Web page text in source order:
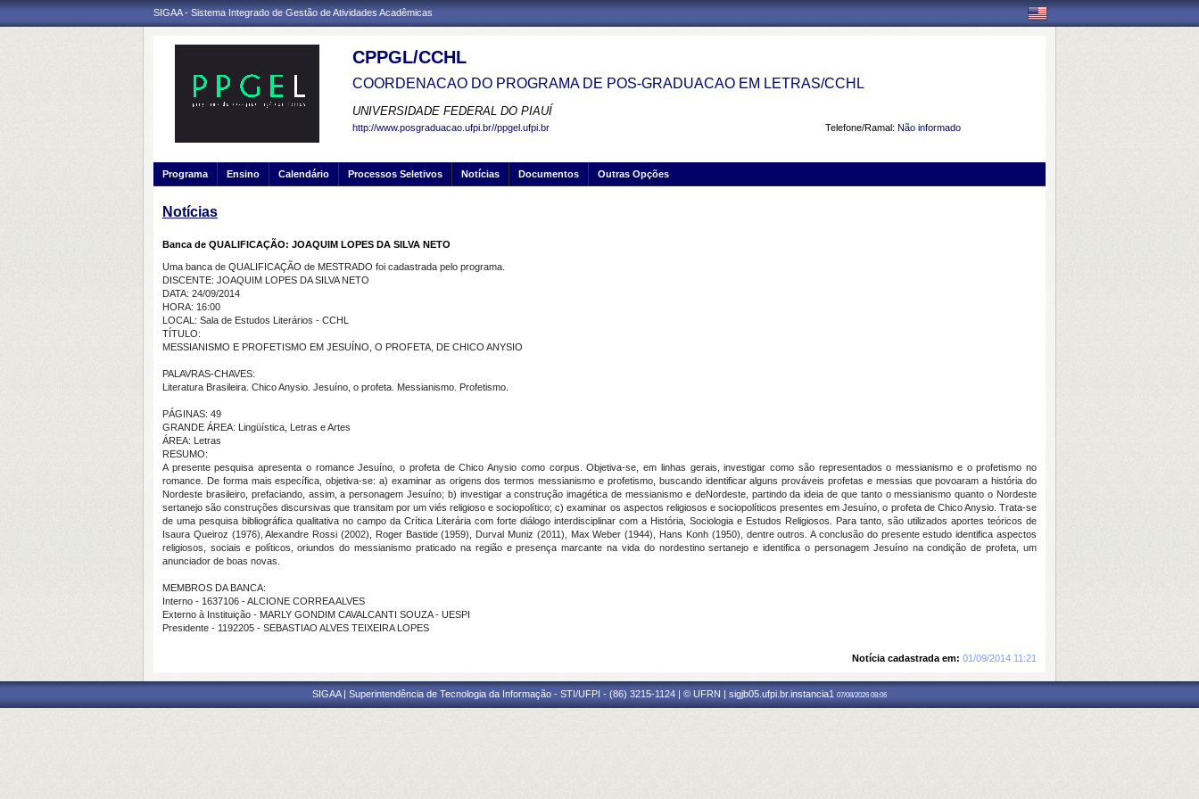
SIGAA - Sistema Integrado de Gestão de Atividades Acadêmicas
CPPGL/CCHL
COORDENACAO DO PROGRAMA DE POS-GRADUACAO EM LETRAS/CCHL
UNIVERSIDADE FEDERAL DO PIAUÍ
Telefone/Ramal: Não informado
http://www.posgraduacao.ufpi.br//ppgel.ufpi.br
Programa Ensino Calendário Processos Seletivos Notícias Documentos Outras Opções
Notícias
Banca de QUALIFICAÇÃO: JOAQUIM LOPES DA SILVA NETO
Uma banca de QUALIFICAÇÃO de MESTRADO foi cadastrada pelo programa.
DISCENTE: JOAQUIM LOPES DA SILVA NETO
DATA: 24/09/2014
HORA: 16:00
LOCAL: Sala de Estudos Literários - CCHL
TÍTULO:
MESSIANISMO E PROFETISMO EM JESUÍNO, O PROFETA, DE CHICO ANYSIO
PALAVRAS-CHAVES:
Literatura Brasileira. Chico Anysio. Jesuíno, o profeta. Messianismo. Profetismo.
PÁGINAS: 49
GRANDE ÁREA: Lingüística, Letras e Artes
ÁREA: Letras
RESUMO:
A presente pesquisa apresenta o romance Jesuíno, o profeta de Chico Anysio como corpus. Objetiva-se, em linhas gerais, investigar como são representados o messianismo e o profetismo no
romance. De forma mais específica, objetiva-se: a) examinar as origens dos termos messianismo e profetismo, buscando identificar alguns prováveis profetas e messias que povoaram a história do
Nordeste brasileiro, prefaciando, assim, a personagem Jesuíno; b) investigar a construção imagética de messianismo e deNordeste, partindo da ideia de que tanto o messianismo quanto o Nordeste
sertanejo são construções discursivas que transitam por um viés religioso e sociopolítico; c) examinar os aspectos religiosos e sociopolíticos presentes em Jesuíno, o profeta de Chico Anysio. Trata-se
de uma pesquisa bibliográfica qualitativa no campo da Crítica Literária com forte diálogo interdisciplinar com a História, Sociologia e Estudos Religiosos. Para tanto, são utilizados aportes teóricos de
Isaura Queiroz (1976), Alexandre Rossi (2002), Roger Bastide (1959), Durval Muniz (2011), Max Weber (1944), Hans Konh (1950), dentre outros. A conclusão do presente estudo identifica aspectos
religiosos, sociais e políticos, oriundos do messianismo praticado na região e presença marcante na vida do nordestino sertanejo e identifica o personagem Jesuíno na condição de profeta, um
anunciador de boas novas.
MEMBROS DA BANCA:
Interno - 1637106 - ALCIONE CORREA ALVES
Externo à Instituição - MARLY GONDIM CAVALCANTI SOUZA - UESPI
Presidente - 1192205 - SEBASTIAO ALVES TEIXEIRA LOPES
Notícia cadastrada em: 01/09/2014 11:21
SIGAA | Superintendência de Tecnologia da Informação - STI/UFPI - (86) 3215-1124 | © UFRN | sigjb05.ufpi.br.instancia1 07/08/2026 08:06